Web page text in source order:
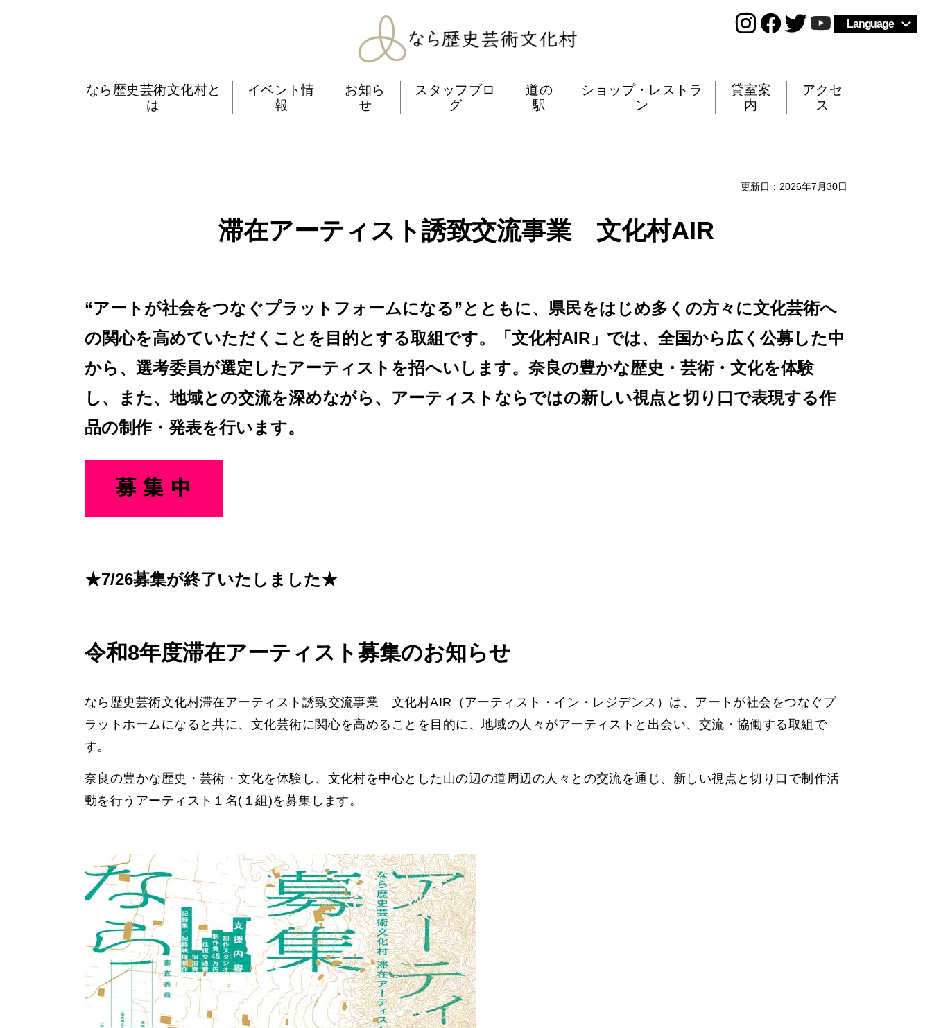
Language
なら歴史芸術文化村
なら歴史芸術文化村と
は
イベント情
報
お知ら
せ
スタッフブロ
グ
道の
駅
ショップ・レストラ
ン
貸室案
内
アクセ
ス
更新日：2026年7月30日
滞在アーティスト誘致交流事業 文化村AIR
“アートが社会をつなぐプラットフォームになる”とともに、県民をはじめ多くの方々に文化芸術へ
の関心を高めていただくことを目的とする取組です。「文化村AIR」では、全国から広く公募した中
から、選考委員が選定したアーティストを招へいします。奈良の豊かな歴史・芸術・文化を体験
し、また、地域との交流を深めながら、アーティストならではの新しい視点と切り口で表現する作
品の制作・発表を行います。
★7/26募集が終了いたしました★
令和8年度滞在アーティスト募集のお知らせ
なら歴史芸術文化村滞在アーティスト誘致交流事業 文化村AIR（アーティスト・イン・レジデンス）は、アートが社会をつなぐプ
ラットホームになると共に、文化芸術に関心を高めることを目的に、地域の人々がアーティストと出会い、交流・協働する取組で
す。
奈良の豊かな歴史・芸術・文化を体験し、文化村を中心とした山の辺の道周辺の人々との交流を通じ、新しい視点と切り口で制作活
動を行うアーティスト１名(１組)を募集します。